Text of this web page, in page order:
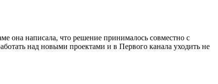
она написала, что решение принималось совместно с
над новыми проектами и в Первого канала уходить не